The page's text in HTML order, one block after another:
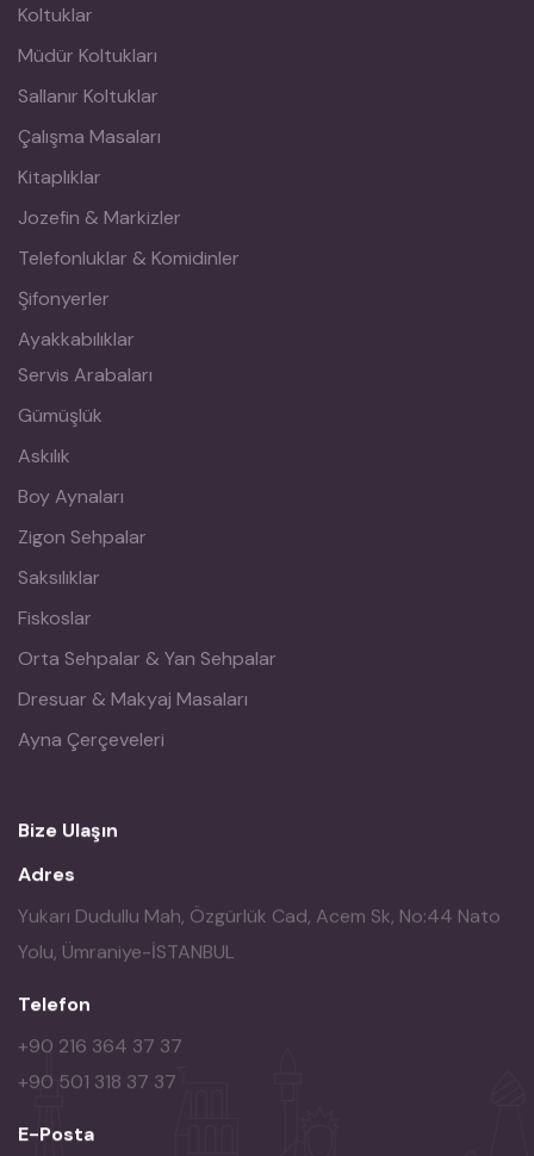
Koltuklar
Müdür Koltukları
Sallanır Koltuklar
Çalışma Masaları
Kitaplıklar
Jozefin & Markizler
Telefonluklar & Komidinler
Şifonyerler
Ayakkabılıklar
Servis Arabaları
Gümüşlük
Askılık
Boy Aynaları
Zigon Sehpalar
Saksılıklar
Fiskoslar
Orta Sehpalar & Yan Sehpalar
Dresuar & Makyaj Masaları
Ayna Çerçeveleri
Bize Ulaşın
Adres
Yukarı Dudullu Mah, Özgürlük Cad, Acem Sk, No:44 Nato
Yolu, Ümraniye-İSTANBUL
Telefon
+90 216 364 37 37
+90 501 318 37 37
E-Posta